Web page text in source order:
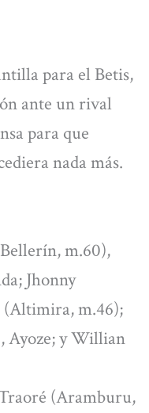
para el Betis,
ante un rival
para que
nada más.
m.60),
Jhonny
m.46);
Ayoze; y Willian
(Aramburu,